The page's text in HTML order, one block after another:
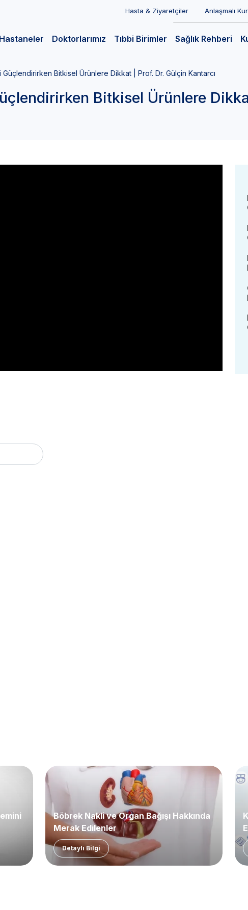
Hasta & Ziyaretçiler Anlaşmalı
Hastaneler Doktorlarımız Tıbbi Birimler Sağlık Rehberi
Güçlendirirken Bitkisel Ürünlere Dikkat | Prof. Dr. Gülçin Kantarcı
Bitkisel Ürünlere
Böbrek Nakli ve Organ Bağışı Hakkında
Merak Edilenler
Detaylı Bilgi